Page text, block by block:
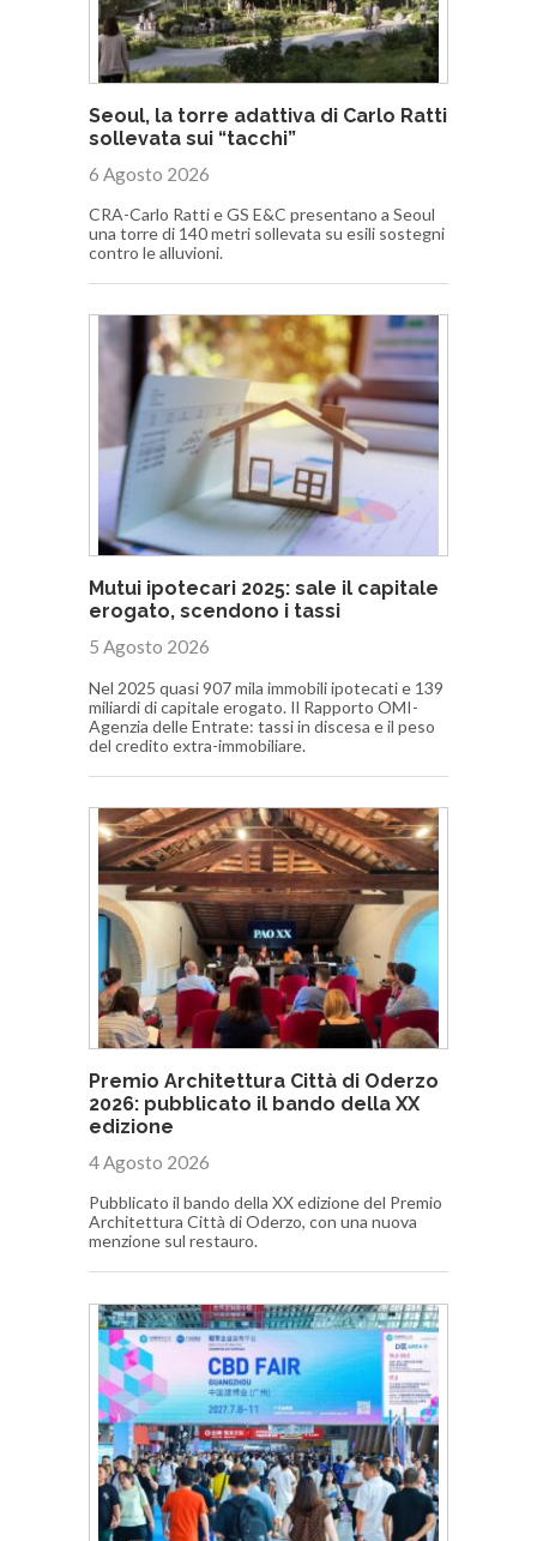
Seoul, la torre adattiva di Carlo Ratti
sollevata sui “tacchi”
6 Agosto 2026
CRA-Carlo Ratti e GS E&C presentano a Seoul
una torre di 140 metri sollevata su esili sostegni
contro le alluvioni.
Mutui ipotecari 2025: sale il capitale
erogato, scendono i tassi
5 Agosto 2026
Nel 2025 quasi 907 mila immobili ipotecati e 139
miliardi di capitale erogato. Il Rapporto OMI-
Agenzia delle Entrate: tassi in discesa e il peso
del credito extra-immobiliare.
Premio Architettura Città di Oderzo
2026: pubblicato il bando della XX
edizione
4 Agosto 2026
Pubblicato il bando della XX edizione del Premio
Architettura Città di Oderzo, con una nuova
menzione sul restauro.